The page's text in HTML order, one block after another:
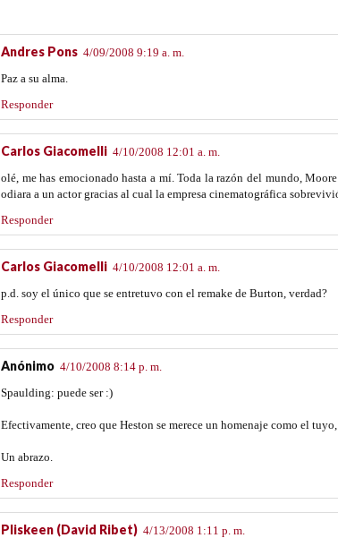
Andres Pons 4/09/2008 9:19 a. m.
Paz a su alma.
Responder
Carlos Giacomelli 4/10/2008 12:01 a. m.
olé, me has emocionado hasta a mí. Toda la razón del mundo,
odiara a un actor gracias al cual la empresa cinematográfica
Responder
Carlos Giacomelli 4/10/2008 12:01 a. m.
p.d. soy el único que se entretuvo con el remake de Burton, verdad?
Responder
Anónimo 4/10/2008 8:14 p. m.
Spaulding: puede ser :)
Efectivamente, creo que Heston se merece un homenaje como el
Un abrazo.
Responder
Pliskeen (David Ribet) 4/13/2008 1:11 p. m.